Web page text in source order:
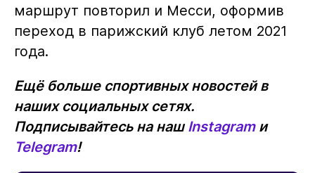
маршрут повторил и Месси, оформив
переход в парижский клуб летом 2021
года.
Ещё больше спортивных новостей в
наших социальных сетях.
Подписывайтесь на нашInstagramи
Telegram!